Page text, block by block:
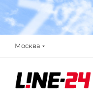
Москва